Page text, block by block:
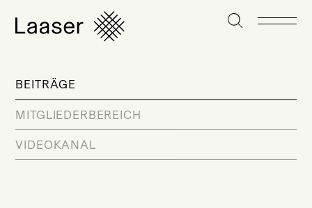
BEITRÄGE
MITGLIEDERBEREICH
VIDEOKANAL